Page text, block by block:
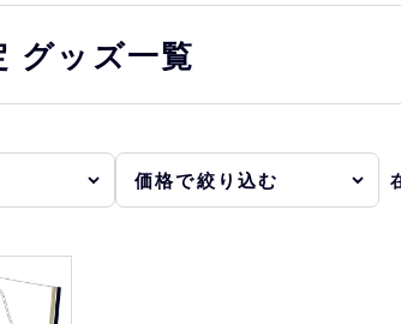
アパレル
コラボグッズ
EC限定販売
グッズ一覧